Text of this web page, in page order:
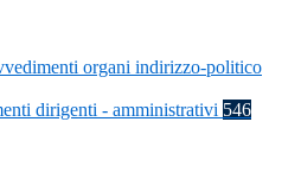
organi indirizzo-politico
dirigenti - amministrativi 546